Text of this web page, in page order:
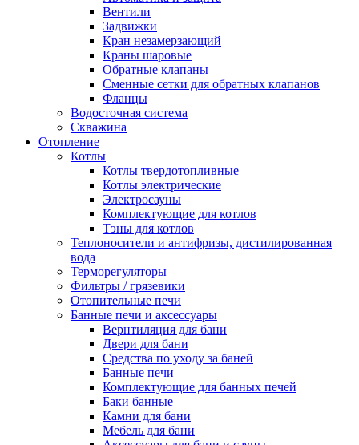
Вентили
Задвижки
Кран незамерзающий
Краны шаровые
Обратные клапаны
Сменные сетки для обратных клапанов
Фланцы
Водосточная система
Скважина
Отопление
Котлы
Котлы твердотопливные
Котлы электрические
Электросауны
Комплектующие для котлов
Тэны для котлов
Теплоносители и антифризы, дистилированная
вода
Терморегуляторы
Фильтры / грязевики
Отопительные печи
Банные печи и аксессуары
Вернтиляция для бани
Двери для бани
Средства по уходу за баней
Банные печи
Комплектующие для банных печей
Баки банные
Камни для бани
Мебель для бани